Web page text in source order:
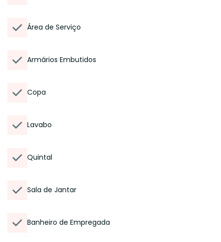
Área de Serviço
Armários Embutidos
Copa
Lavabo
Quintal
Sala de Jantar
Banheiro de Empregada